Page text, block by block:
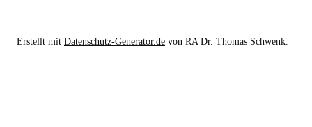
Erstellt mit Datenschutz-Generator.de von RA Dr. Thomas Schwenk.